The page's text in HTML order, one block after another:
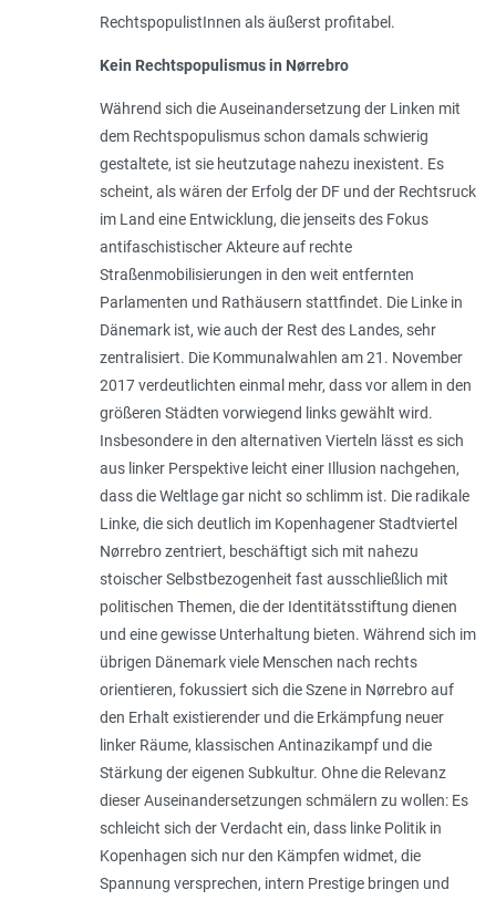
RechtspopulistInnen als äußerst profitabel.
Kein Rechtspopulismus in Nørrebro
Während sich die Auseinandersetzung der Linken mit
dem Rechtspopulismus schon damals schwierig
gestaltete, ist sie heutzutage nahezu inexistent. Es
scheint, als wären der Erfolg der DF und der Rechtsruck
im Land eine Entwicklung, die jenseits des Fokus
antifaschistischer Akteure auf rechte
Straßenmobilisierungen in den weit entfernten
Parlamenten und Rathäusern stattfindet. Die Linke in
Dänemark ist, wie auch der Rest des Landes, sehr
zentralisiert. Die Kommunalwahlen am 21. November
2017 verdeutlichten einmal mehr, dass vor allem in den
größeren Städten vorwiegend links gewählt wird.
Insbesondere in den alternativen Vierteln lässt es sich
aus linker Perspektive leicht einer Illusion nachgehen,
dass die Weltlage gar nicht so schlimm ist. Die radikale
Linke, die sich deutlich im Kopenhagener Stadtviertel
Nørrebro zentriert, beschäftigt sich mit nahezu
stoischer Selbstbezogenheit fast ausschließlich mit
politischen Themen, die der Identitätsstiftung dienen
und eine gewisse Unterhaltung bieten. Während sich im
übrigen Dänemark viele Menschen nach rechts
orientieren, fokussiert sich die Szene in Nørrebro auf
den Erhalt existierender und die Erkämpfung neuer
linker Räume, klassischen Antinazikampf und die
Stärkung der eigenen Subkultur. Ohne die Relevanz
dieser Auseinandersetzungen schmälern zu wollen: Es
schleicht sich der Verdacht ein, dass linke Politik in
Kopenhagen sich nur den Kämpfen widmet, die
Spannung versprechen, intern Prestige bringen und